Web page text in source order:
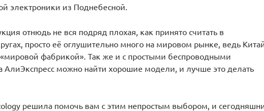
электроники из Поднебесной.
отнюдь не вся подряд плохая, как принято считать в
просто её оглушительно много на мировом рынке, ведь
«мировой фабрикой». Так же и с простыми беспроводными
АлиЭкспресс можно найти хорошие модели, и лучше это делать
решила помочь вам с этим непростым выбором, и